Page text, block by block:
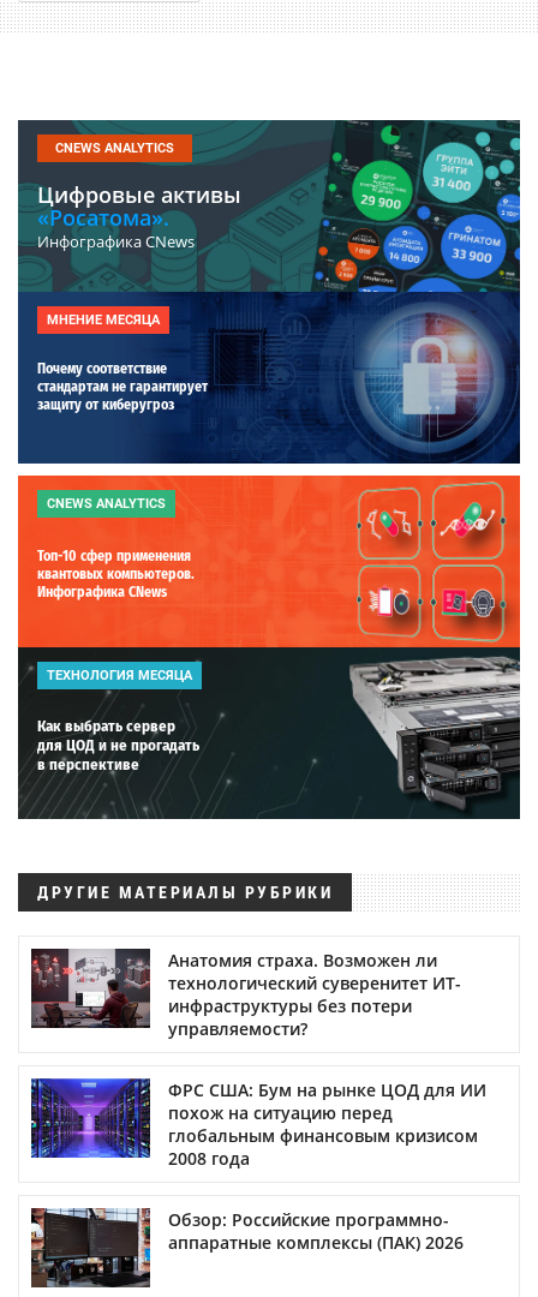
CNEWS ANALYTICS
Цифровые активы
«Росатома».
Инфографика CNews
МНЕНИЕ МЕСЯЦА
Почему соответствие
стандартам не гарантирует
защиту от киберугроз
CNEWS ANALYTICS
Топ-10 сфер применения
квантовых компьютеров.
Инфографика CNews
ТЕХНОЛОГИЯ МЕСЯЦА
Как выбрать сервер
для ЦОД и не прогадать
в перспективе
ДРУГИЕ МАТЕРИАЛЫ РУБРИКИ
Анатомия страха. Возможен ли
технологический суверенитет ИТ-
инфраструктуры без потери
управляемости?
ФРС США: Бум на рынке ЦОД для ИИ
похож на ситуацию перед
глобальным финансовым кризисом
2008 года
Обзор: Российские программно-
аппаратные комплексы (ПАК) 2026